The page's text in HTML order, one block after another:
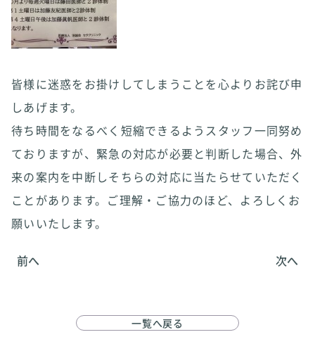
皆様に迷惑をお掛けしてしまうことを心よりお詫び申
しあげます。
待ち時間をなるべく短縮できるようスタッフ一同努め
ておりますが、緊急の対応が必要と判断した場合、外
来の案内を中断しそちらの対応に当たらせていただく
ことがあります。ご理解・ご協力のほど、よろしくお
願いいたします。
前へ 次へ
一覧へ戻る